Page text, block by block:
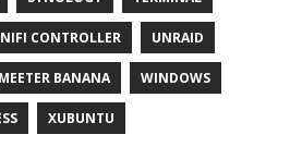
CONTROLLER UNRAID
BANANA WINDOWS
XUBUNTU